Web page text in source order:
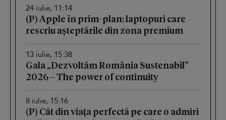
24 iulie, 11:14
(P) Apple în prim-plan: laptopuri care
rescriu așteptările din zona premium
13 iulie, 15:38
Gala „Dezvoltăm România Sustenabil”
2026 – The power of continuity
8 iulie, 15:16
(P) Cât din viața perfectă pe care o admiri